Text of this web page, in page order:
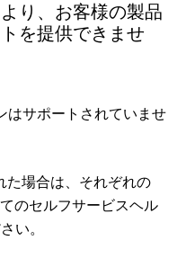
り、お客様の製品
を提供できませ
はサポートされていませ
た場合は、それぞれの
のセルフサービスヘル
い。